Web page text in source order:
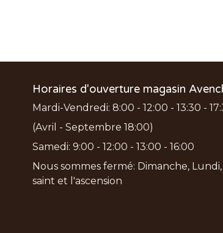
Horaires d'ouverture magasin
Mardi-Vendredi: 8:00 - 12:00 - 13:30 -
(Avril - Septembre 18:00)
Samedi: 9:00 - 12:00 - 13:00 - 16:00
Nous sommes fermé: Dimanche,
saint et l'ascension